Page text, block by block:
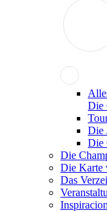
Die
Die
Die
Die
Die Karte
Das